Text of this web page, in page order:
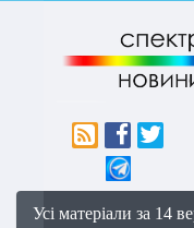
Усі матеріали за 14